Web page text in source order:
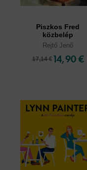
Piszkos Fred
közbelép
Rejtő Jenő
17,14 € 14,90 €